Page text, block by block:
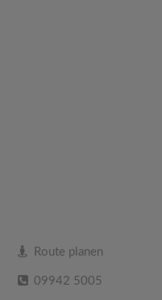
Route planen
09942 5005